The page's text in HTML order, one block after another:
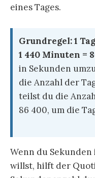
eines Tages.
Grundregel:1
1 440 Minuten =
in Sekunden
die Anzahl der
teilst du die
86 400, um die
Wenn du
willst, hilft der